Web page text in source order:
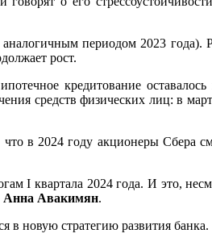
периодом 2023 года).
рост.
кредитование
средств физических лиц: в
в 2024 году акционеры Сбера
I квартала 2024 года. И это,
Анна Авакимян.
в новую стратегию развития банка.